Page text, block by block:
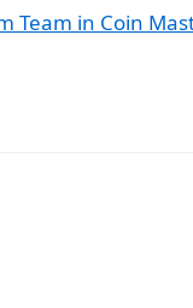
Team in Coin